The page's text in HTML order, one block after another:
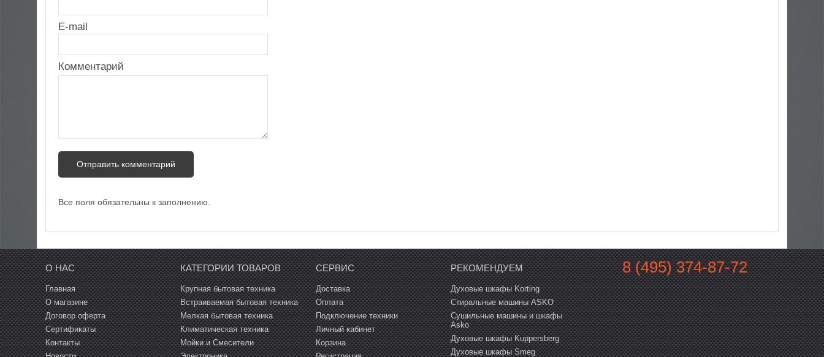
E-mail
Комментарий
Все поля обязательны к заполнению.
О НАС
Главная
О магазине
Договор оферта
Сертификаты
Контакты
КАТЕГОРИИ ТОВАРОВ
Крупная бытовая техника
Встраиваемая бытовая техника
Мелкая бытовая техника
Климатическая техника
Мойки и Смесители
СЕРВИС
Доставка
Оплата
Подключение техники
Личный кабинет
Корзина
РЕКОМЕНДУЕМ
Духовые шкафы Korting
Стиральные машины ASKO
Сушильные машины и шкафы
Asko
Духовые шкафы Kuppersberg
Духовые шкафы Smeg
8 (495) 374-87-72